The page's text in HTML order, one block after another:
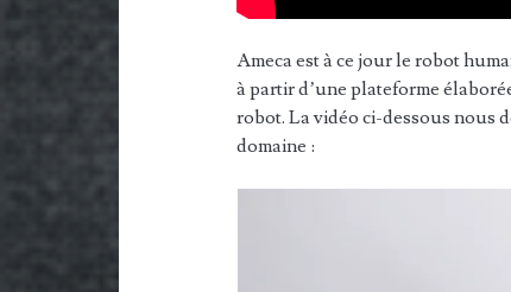
Ameca est à ce jour le robot
à partir d’une plateforme
robot. La vidéo ci-dessous nous
domaine :